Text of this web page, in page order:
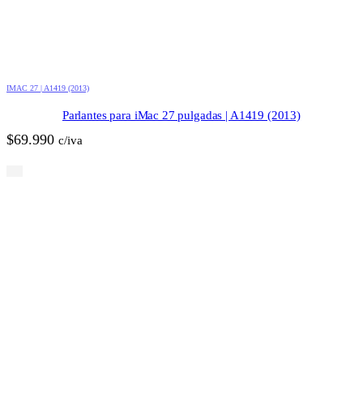
IMAC 27 | A1419 (2013)
Parlantes para iMac 27 pulgadas | A1419 (2013)
$69.990 c/iva